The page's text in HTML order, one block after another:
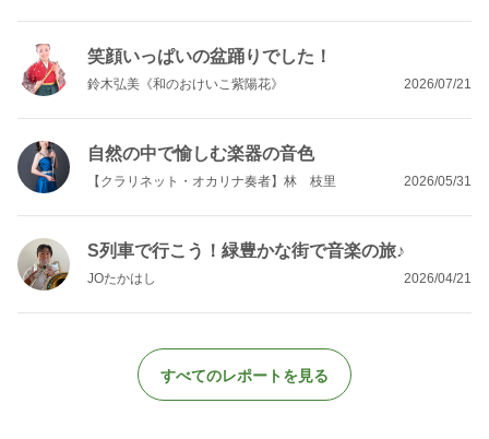
笑顔いっぱいの盆踊りでした！
鈴木弘美《和のおけいこ紫陽花》 2026/07/21
自然の中で愉しむ楽器の音色
【クラリネット・オカリナ奏者】林 枝里 2026/05/31
S列車で行こう！緑豊かな街で音楽の旅♪
JOたかはし 2026/04/21
すべてのレポートを見る